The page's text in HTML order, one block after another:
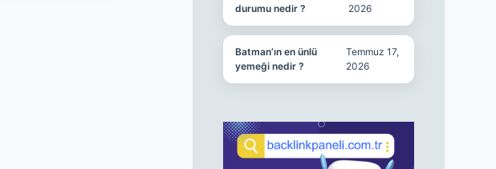
durumu nedir ?
2026
Batman’ın en ünlü
yemeği nedir ?
Temmuz 17,
2026